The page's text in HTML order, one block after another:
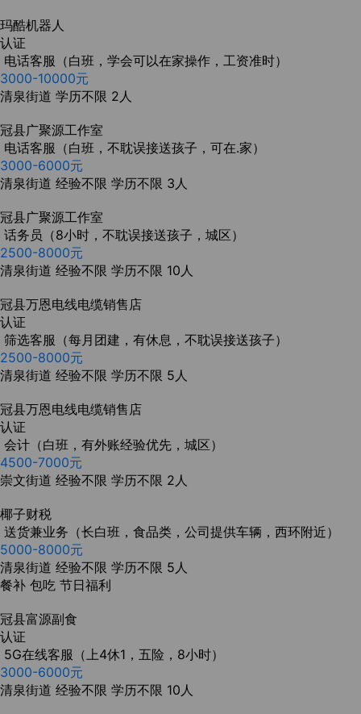
玛酷机器人
认证
电话客服（白班，学会可以在家操作，工资准时）
3000-10000元
清泉街道 学历不限 2人
冠县广聚源工作室
电话客服（白班，不耽误接送孩子，可在.家）
3000-6000元
清泉街道 经验不限 学历不限 3人
冠县广聚源工作室
话务员（8小时，不耽误接送孩子，城区）
2500-8000元
清泉街道 经验不限 学历不限 10人
冠县万恩电线电缆销售店
认证
筛选客服（每月团建，有休息，不耽误接送孩子）
2500-8000元
清泉街道 经验不限 学历不限 5人
冠县万恩电线电缆销售店
认证
会计（白班，有外账经验优先，城区）
4500-7000元
崇文街道 经验不限 学历不限 2人
椰子财税
送货兼业务（长白班，食品类，公司提供车辆，西环附近）
5000-8000元
清泉街道 经验不限 学历不限 5人
餐补 包吃 节日福利
冠县富源副食
认证
5G在线客服（上4休1，五险，8小时）
3000-6000元
清泉街道 经验不限 学历不限 10人